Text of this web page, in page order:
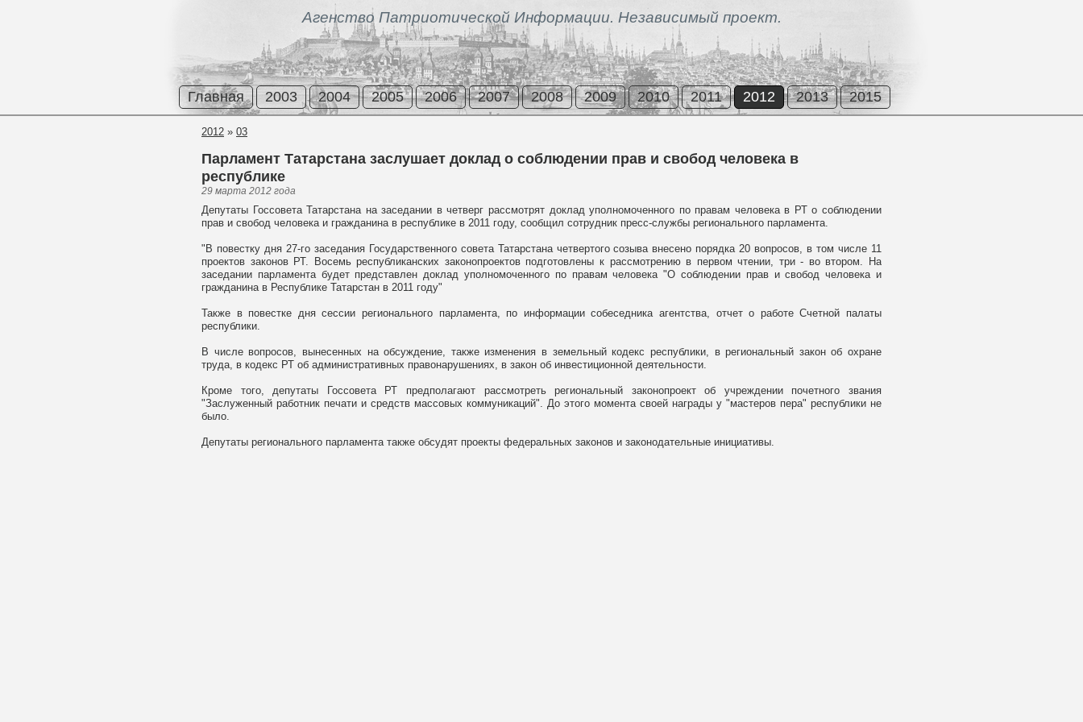
Агенство Патриотической Информации. Независимый проект.
Главная 2003 2004 2005 2006 2007 2008 2009 2010 2011 2012 2013 2015
2012 » 03
Парламент Татарстана заслушает доклад о соблюдении прав и свобод человека в
республике
29 марта 2012 года
Депутаты Госсовета Татарстана на заседании в четверг рассмотрят доклад уполномоченного по правам человека в РТ о соблюдении
прав и свобод человека и гражданина в республике в 2011 году, сообщил сотрудник пресс-службы регионального парламента.
"В повестку дня 27-го заседания Государственного совета Татарстана четвертого созыва внесено порядка 20 вопросов, в том числе 11
проектов законов РТ. Восемь республиканских законопроектов подготовлены к рассмотрению в первом чтении, три - во втором. На
заседании парламента будет представлен доклад уполномоченного по правам человека "О соблюдении прав и свобод человека и
гражданина в Республике Татарстан в 2011 году"
Также в повестке дня сессии регионального парламента, по информации собеседника агентства, отчет о работе Счетной палаты
республики.
В числе вопросов, вынесенных на обсуждение, также изменения в земельный кодекс республики, в региональный закон об охране
труда, в кодекс РТ об административных правонарушениях, в закон об инвестиционной деятельности.
Кроме того, депутаты Госсовета РТ предполагают рассмотреть региональный законопроект об учреждении почетного звания
"Заслуженный работник печати и средств массовых коммуникаций". До этого момента своей награды у "мастеров пера" республики не
было.
Депутаты регионального парламента также обсудят проекты федеральных законов и законодательные инициативы.